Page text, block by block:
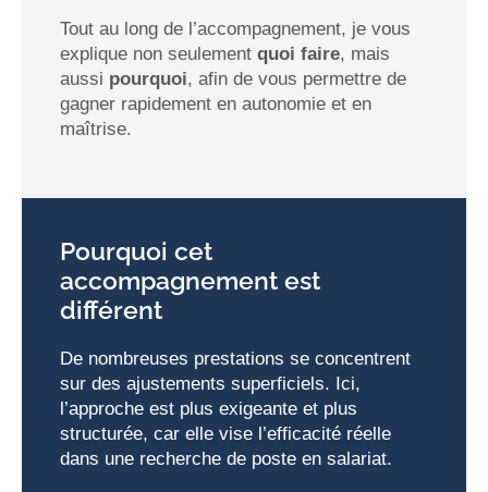
Tout au long de l’accompagnement, je vous
explique non seulement quoi faire, mais
aussi pourquoi, afin de vous permettre de
gagner rapidement en autonomie et en
maîtrise.
Pourquoi cet
accompagnement est
différent
De nombreuses prestations se concentrent
sur des ajustements superficiels. Ici,
l’approche est plus exigeante et plus
structurée, car elle vise l’efficacité réelle
dans une recherche de poste en salariat.